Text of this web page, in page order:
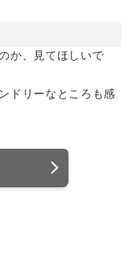
か、見てほしいで
ドリーなところも感